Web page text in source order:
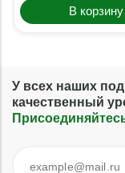
В корзину
У всех наших
качественный